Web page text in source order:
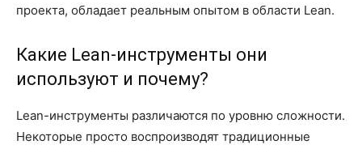
проекта, обладает реальным опытом в области Lean.
Какие Lean-инструменты они
используют и почему?
Lean-инструменты различаются по уровню сложности.
Некоторые просто воспроизводят традиционные